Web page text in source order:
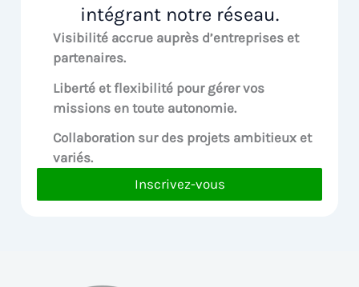
intégrant notre réseau.
Visibilité accrue auprès d’entreprises et
partenaires.
Liberté et flexibilité pour gérer vos
missions en toute autonomie.
Collaboration sur des projets ambitieux et
variés.
Inscrivez-vous